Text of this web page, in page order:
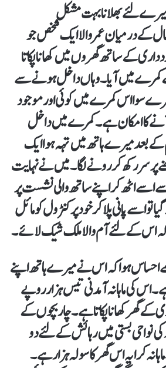
لئے بھلانا بہت مشکل
سال کے درمیان عمر والا ایک شخص جو
کے ساتھ گھروں میں کھانا پکاتا
میں آیا۔ وہاں داخل ہونے سے
سوا اس کمرے میں کوئی اور موجود
کا امکان ہے۔ کمرے میں داخل
بعد میرے ہاتھ میں تہہ ہوا ایک
پر سررکھ کر رونے لگا۔ میں نے نہایت
اٹھ کر اپنے ساتھ والی نشست پر
گیا تو اسے پانی پلاکر خود پر کنٹرول کو مائل
کہ اس کے لئے آم والا ملک شیک لائے۔
احساس ہوا کہ اس نے میرے ہاتھ اپنے
ہے۔ اس کی ماہانہ آمدنی تیس ہزار روپے
کے گھر کھانا پکاتا ہے۔ چار بچوں کے
نواحی بستی میں رہائش کے لئے دو
کرایہ اس گھر کا سولہ ہزارہے۔